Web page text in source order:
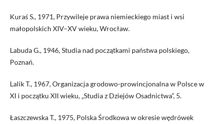
Kuraś S., 1971, Przywileje prawa niemieckiego miast i wsi
małopolskich XIV–XV wieku, Wrocław.
Labuda G., 1946, Studia nad początkami państwa polskiego,
Poznań.
Lalik T., 1967, Organizacja grodowo-prowincjonalna w Polsce w
XI i początku XII wieku, „Studia z Dziejów Osadnictwa”, 5.
Łaszczewska T., 1975, Polska Środkowa w okresie wędrówek